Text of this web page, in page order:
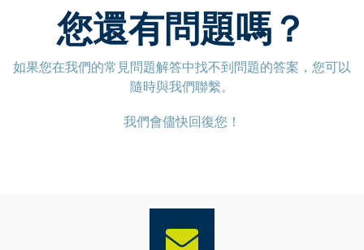
您還有問題嗎？
如果您在我們的常見問題解答中找不到問題的答案，您可以
隨時與我們聯繫。
我們會儘快回復您！